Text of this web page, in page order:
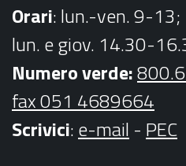
Orari: lun.-ven. 9-13;
lun. e giov. 14.30-
Numero verde:
fax 051 4689664
Scrivici:e-mail - PEC